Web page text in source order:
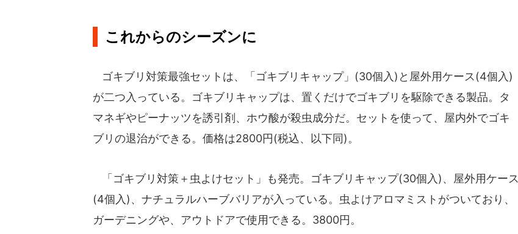
これからのシーズンに
ゴキブリ対策最強セットは、「ゴキブリキャップ」(30個入)と屋外用ケース(4個入)
が二つ入っている。ゴキブリキャップは、置くだけでゴキブリを駆除できる製品。タ
マネギやピーナッツを誘引剤、ホウ酸が殺虫成分だ。セットを使って、屋内外でゴキ
ブリの退治ができる。価格は2800円(税込、以下同)。
「ゴキブリ対策＋虫よけセット」も発売。ゴキブリキャップ(30個入)、屋外用ケース
(4個入)、ナチュラルハーブバリアが入っている。虫よけアロマミストがついており、
ガーデニングや、アウトドアで使用できる。3800円。